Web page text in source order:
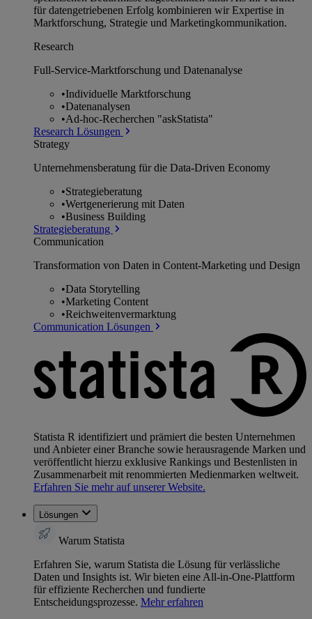
für datengetriebenen Erfolg kombinieren wir Expertise in
Marktforschung, Strategie und Marketingkommunikation.
Research
Full-Service-Marktforschung und Datenanalyse
•Individuelle Marktforschung
•Datenanalysen
•Ad-hoc-Recherchen "askStatista"
Research Lösungen
Strategy
Unternehmens­beratung für die Data-Driven Economy
•Strategieberatung
•Wertgenerierung mit Daten
•Business Building
Strategieberatung
Communication
Transformation von Daten in Content-Marketing und Design
•Data Storytelling
•Marketing Content
•Reichweitenvermarktung
Communication Lösungen
Statista R identifiziert und prämiert die besten Unternehmen
und Anbieter einer Branche sowie herausragende Marken und
veröffentlicht hierzu exklusive Rankings und Bestenlisten in
Zusammenarbeit mit renommierten Medienmarken weltweit.
Erfahren Sie mehr auf unserer Website.
Lösungen
Warum Statista
Erfahren Sie, warum Statista die Lösung für verlässliche
Daten und Insights ist. Wir bieten eine All-in-One-Plattform
für effiziente Recherchen und fundierte
Entscheidungsprozesse. Mehr erfahren